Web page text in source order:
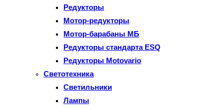
Редукторы
Мотор-редукторы
Мотор-барабаны МБ
Редукторы стандарта ESQ
Редукторы Motovario
Светотехника
Светильники
Лампы